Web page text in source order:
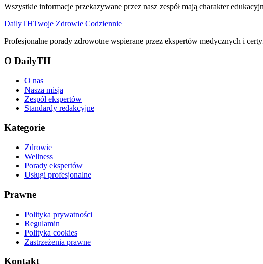
Wszystkie informacje przekazywane przez nasz zespół mają charakter
DailyTHTwoje Zdrowie Codziennie
Profesjonalne porady zdrowotne wspierane przez ekspertów medycznych i
O DailyTH
O nas
Nasza misja
Zespół ekspertów
Standardy redakcyjne
Kategorie
Zdrowie
Wellness
Porady ekspertów
Usługi profesjonalne
Prawne
Polityka prywatności
Regulamin
Polityka cookies
Zastrzeżenia prawne
Kontakt